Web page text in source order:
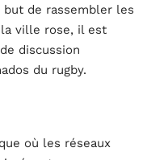
de rassembler les
ville rose, il est
discussion
du rugby.
où les réseaux